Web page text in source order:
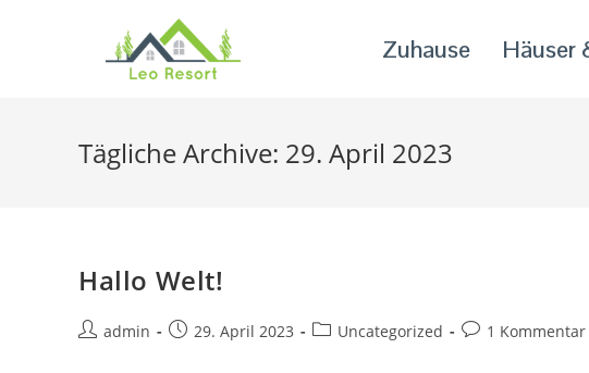
Zuhause Häuser
Tägliche Archive: 29. April 2023
Hallo Welt!
admin 29. April 2023 Uncategorized 1 Kommentar